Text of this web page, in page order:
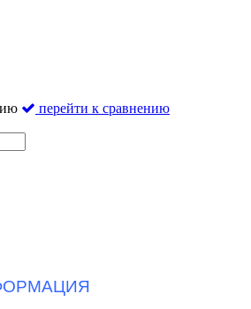
перейти к сравнению